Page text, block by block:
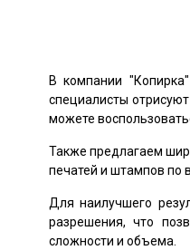
В компании
специалисты
можете
Также предлагаем
печатей и штампов по
Для наилучшего
разрешения, что
сложности и объема.